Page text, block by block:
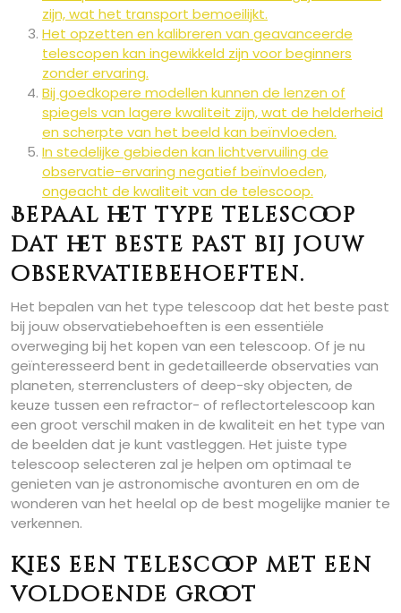
zijn, wat het transport bemoeilijkt.
Het opzetten en kalibreren van geavanceerde
telescopen kan ingewikkeld zijn voor beginners
zonder ervaring.
Bij goedkopere modellen kunnen de lenzen of
spiegels van lagere kwaliteit zijn, wat de helderheid
en scherpte van het beeld kan beïnvloeden.
In stedelijke gebieden kan lichtvervuiling de
observatie-ervaring negatief beïnvloeden,
ongeacht de kwaliteit van de telescoop.
Bepaal het type telescoop
dat het beste past bij jouw
observatiebehoeften.
Het bepalen van het type telescoop dat het beste past
bij jouw observatiebehoeften is een essentiële
overweging bij het kopen van een telescoop. Of je nu
geïnteresseerd bent in gedetailleerde observaties van
planeten, sterrenclusters of deep-sky objecten, de
keuze tussen een refractor- of reflectortelescoop kan
een groot verschil maken in de kwaliteit en het type van
de beelden dat je kunt vastleggen. Het juiste type
telescoop selecteren zal je helpen om optimaal te
genieten van je astronomische avonturen en om de
wonderen van het heelal op de best mogelijke manier te
verkennen.
Kies een telescoop met een
voldoende groot